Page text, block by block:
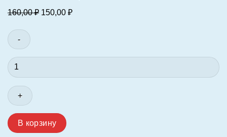
160,00₽ Первоначальная
150,00 ₽Текущая
Количество
товара
Шар
(
30
см.
В корзину